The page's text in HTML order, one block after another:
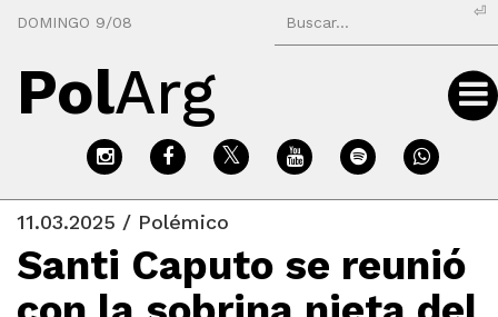
DOMINGO 9/08
⏎
PolArg
11.03.2025 / Polémico
Santi Caputo se reunió